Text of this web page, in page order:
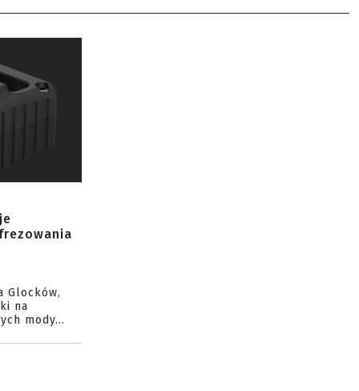
Glocków,
na
mody...